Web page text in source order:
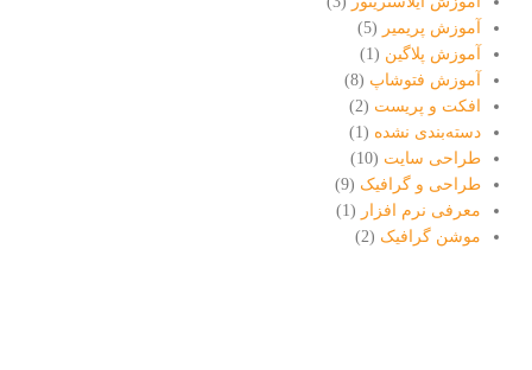
آموزش پریمیر (5)
آموزش پلاگین (1)
آموزش فتوشاپ (8)
افکت و پریست (2)
دسته‌بندی نشده (1)
طراحی سایت (10)
طراحی و گرافیک (9)
معرفی نرم افزار (1)
موشن گرافیک (2)